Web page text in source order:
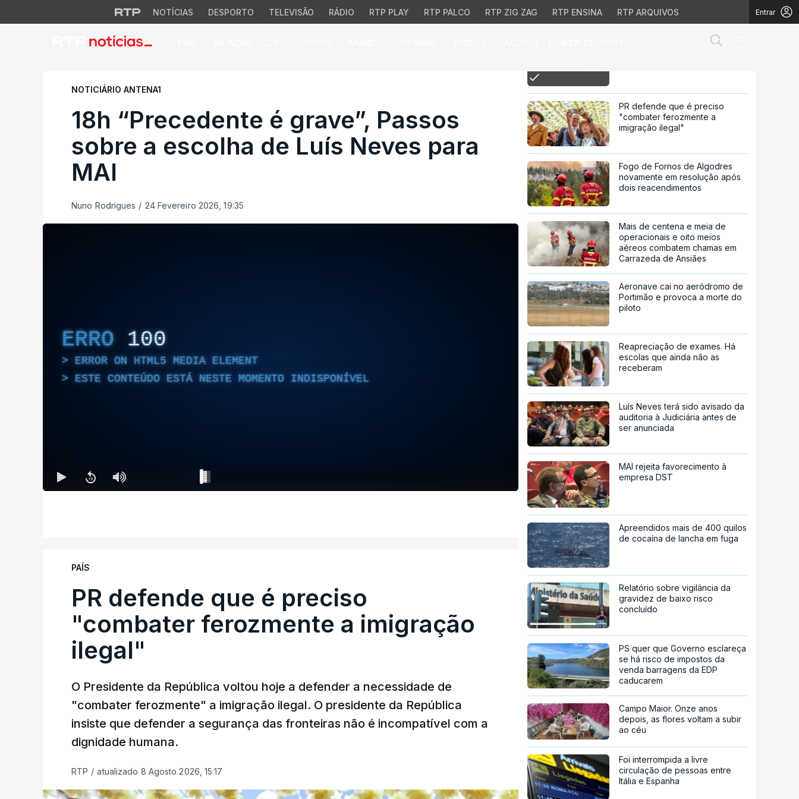
NOTÍCIAS DESPORTO TELEVISÃO RÁDIO RTP PLAY RTP PALCO RTP ZIG ZAG RTP ENSINA RTP ARQUIVOS Entrar
18h “Precedente é grave”, Passos sobre a escolha de Luís Neves
NOTICIÁRIO ANTENA1
18h “Precedente é grave”, Passos
sobre a escolha de Luís Neves para
MAI
Nuno Rodrigues / 24 Fevereiro 2026, 19:35
ERRO 100
ERROR ON HTML5 MEDIA ELEMENT
ESTE CONTEÚDO ESTÁ NESTE MOMENTO INDISPONÍVEL
PAÍS
PR defende que é preciso
"combater ferozmente a imigração
ilegal"
O Presidente da República voltou hoje a defender a necessidade de
"combater ferozmente" a imigração ilegal. O presidente da República
insiste que defender a segurança das fronteiras não é incompatível com a
dignidade humana.
RTP / atualizado 8 Agosto 2026, 15:17
18h “Precedente é grave”,
PR defende que é preciso
"combater ferozmente a
imigração ilegal"
Fogo de Fornos de Algodres
novamente em resolução após
dois reacendimentos
Mais de centena e meia de
operacionais e oito meios
aéreos combatem chamas em
Carrazeda de Ansiães
Aeronave cai no aeródromo de
Portimão e provoca a morte do
piloto
Reapreciação de exames. Há
escolas que ainda não as
receberam
Luís Neves terá sido avisado da
auditoria à Judiciária antes de
ser anunciada
MAI rejeita favorecimento à
empresa DST
Apreendidos mais de 400 quilos
de cocaína de lancha em fuga
Relatório sobre vigilância da
gravidez de baixo risco
concluído
PS quer que Governo esclareça
se há risco de impostos da
venda barragens da EDP
caducarem
Campo Maior. Onze anos
depois, as flores voltam a subir
ao céu
Foi interrompida a livre
circulação de pessoas entre
Itália e Espanha